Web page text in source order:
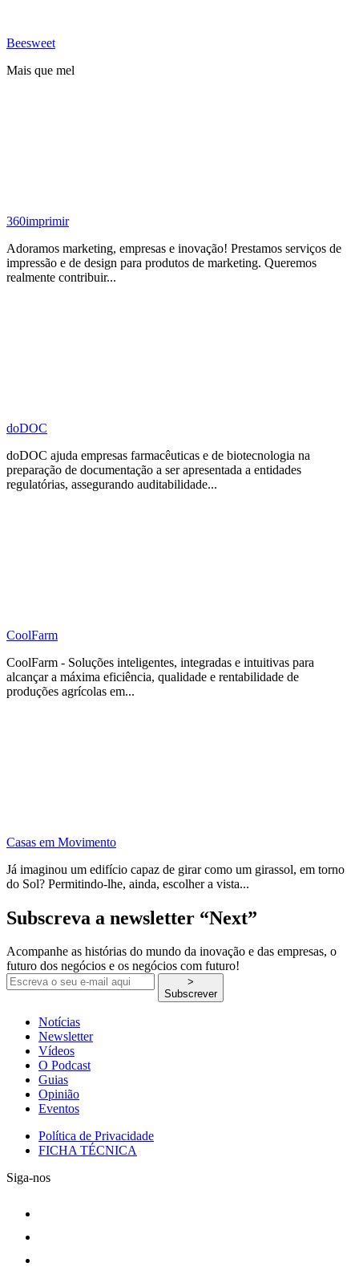
Beesweet
Mais que mel
360imprimir
Adoramos marketing, empresas e inovação! Prestamos serviços de
impressão e de design para produtos de marketing. Queremos
realmente contribuir...
doDOC
doDOC ajuda empresas farmacêuticas e de biotecnologia na
preparação de documentação a ser apresentada a entidades
regulatórias, assegurando auditabilidade...
CoolFarm
CoolFarm - Soluções inteligentes, integradas e intuitivas para
alcançar a máxima eficiência, qualidade e rentabilidade de
produções agrícolas em...
Casas em Movimento
Já imaginou um edifício capaz de girar como um girassol, em torno
do Sol? Permitindo-lhe, ainda, escolher a vista...
Subscreva a newsletter “Next”
Acompanhe as histórias do mundo da inovação e das empresas, o
futuro dos negócios e os negócios com futuro!
>
Subscrever
Notícias
Newsletter
Vídeos
O Podcast
Guias
Opinião
Eventos
Política de Privacidade
FICHA TÉCNICA
Siga-nos